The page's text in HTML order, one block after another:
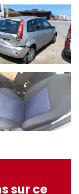
sur ce